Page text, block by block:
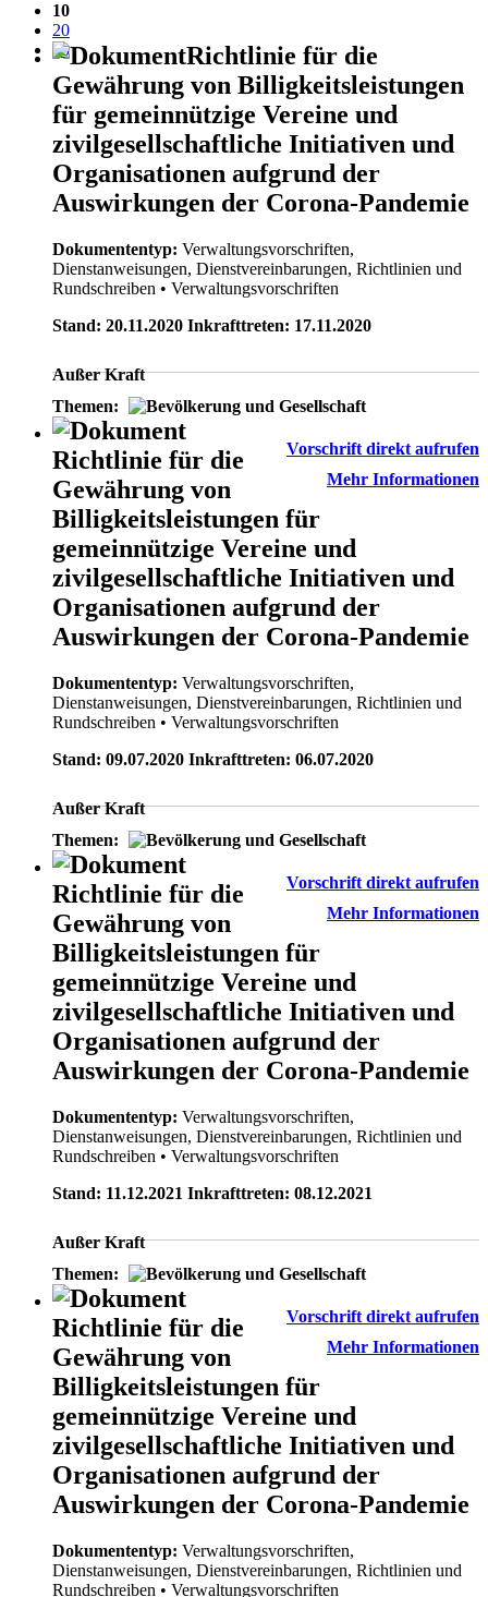
10
20
50
Richtlinie für die
Gewährung von Billigkeitsleistungen
für gemeinnützige Vereine und
zivilgesellschaftliche Initiativen und
Organisationen aufgrund der
Auswirkungen der Corona-Pandemie
Dokumententyp: Verwaltungsvorschriften,
Dienstanweisungen, Dienstvereinbarungen, Richtlinien und
Rundschreiben • Verwaltungsvorschriften
Stand: 20.11.2020 Inkrafttreten: 17.11.2020
Außer Kraft
Themen:
Vorschrift direkt aufrufen
Mehr Informationen
Richtlinie für die
Gewährung von
Billigkeitsleistungen für
gemeinnützige Vereine und
zivilgesellschaftliche Initiativen und
Organisationen aufgrund der
Auswirkungen der Corona-Pandemie
Dokumententyp: Verwaltungsvorschriften,
Dienstanweisungen, Dienstvereinbarungen, Richtlinien und
Rundschreiben • Verwaltungsvorschriften
Stand: 09.07.2020 Inkrafttreten: 06.07.2020
Außer Kraft
Themen:
Vorschrift direkt aufrufen
Mehr Informationen
Richtlinie für die
Gewährung von
Billigkeitsleistungen für
gemeinnützige Vereine und
zivilgesellschaftliche Initiativen und
Organisationen aufgrund der
Auswirkungen der Corona-Pandemie
Dokumententyp: Verwaltungsvorschriften,
Dienstanweisungen, Dienstvereinbarungen, Richtlinien und
Rundschreiben • Verwaltungsvorschriften
Stand: 11.12.2021 Inkrafttreten: 08.12.2021
Außer Kraft
Themen:
Vorschrift direkt aufrufen
Mehr Informationen
Richtlinie für die
Gewährung von
Billigkeitsleistungen für
gemeinnützige Vereine und
zivilgesellschaftliche Initiativen und
Organisationen aufgrund der
Auswirkungen der Corona-Pandemie
Dokumententyp: Verwaltungsvorschriften,
Dienstanweisungen, Dienstvereinbarungen, Richtlinien und
Rundschreiben • Verwaltungsvorschriften